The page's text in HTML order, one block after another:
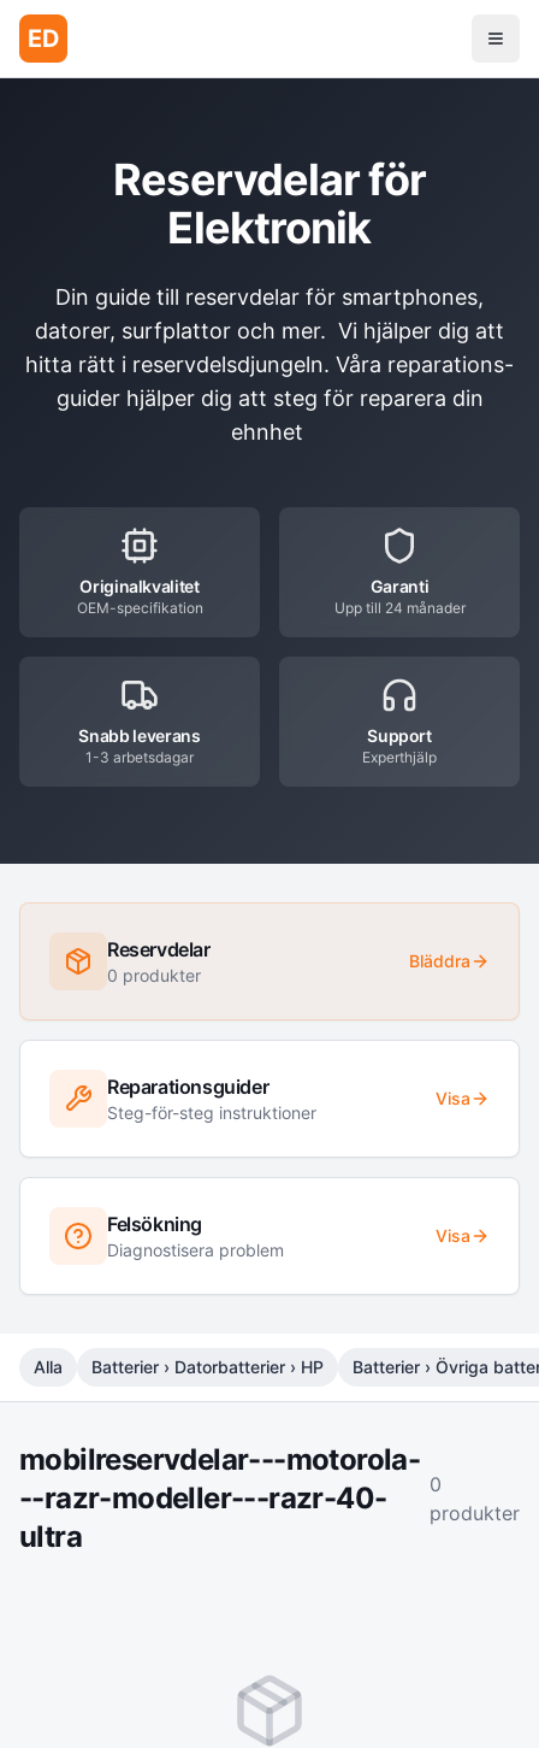
ED
Reservdelar för
Elektronik
Din guide till reservdelar för smartphones,
datorer, surfplattor och mer. Vi hjälper dig att
hitta rätt i reservdelsdjungeln. Våra reparations-
guider hjälper dig att steg för reparera din
ehnhet
Originalkvalitet
OEM-specifikation
Garanti
Upp till 24 månader
Snabb leverans
1-3 arbetsdagar
Support
Experthjälp
Reservdelar
0 produkter
Bläddra
Reparationsguider
Steg-för-steg instruktioner
Visa
Felsökning
Diagnostisera problem
Visa
Alla Batterier › Datorbatterier › HP Batterier › Övriga
mobilreservdelar---motorola-
--razr-modeller---razr-40-
ultra
0
produkter